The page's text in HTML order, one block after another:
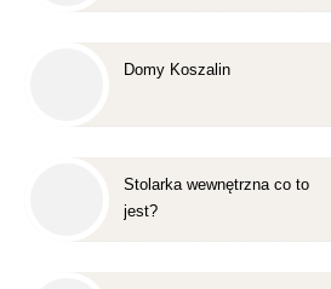
Domy Koszalin
Stolarka wewnętrzna co to
jest?